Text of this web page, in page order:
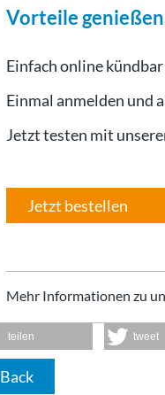
Vorteile
Einfach online kündbar
Einmal anmelden und
Jetzt testen mit
Jetzt bestellen
Mehr Informationen zu
teilen tweet
Back